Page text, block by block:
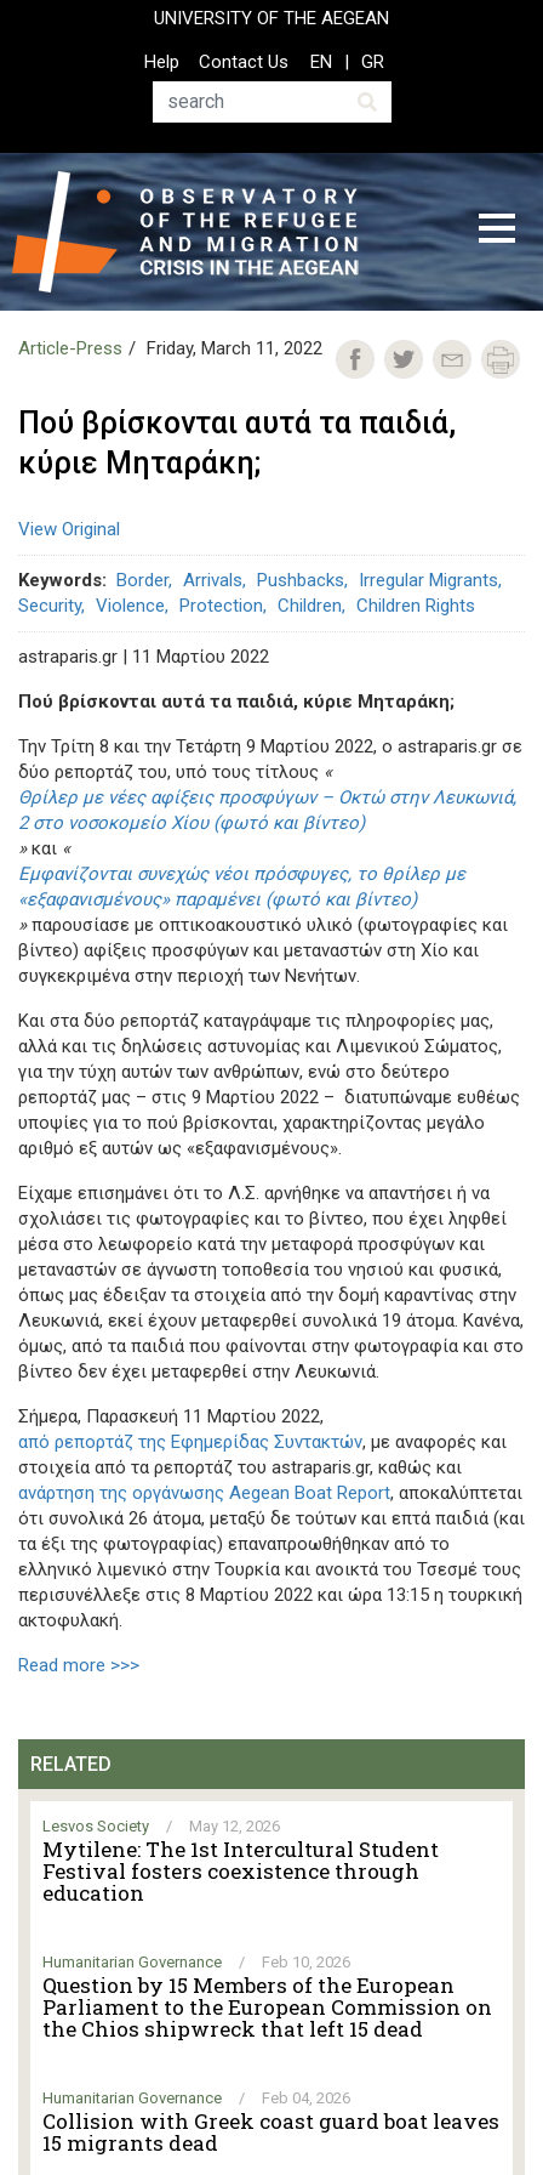
UNIVERSITY OF THE AEGEAN
Top
Header
Help
Contact Us
Search
EN GR
Article-Press Friday, March 11, 2022
Πού βρίσκονται αυτά τα παιδιά,
κύριε Μηταράκη;
View Original
Keywords Border Arrivals Pushbacks
Irregular Migrants
Security
Violence Protection Children Children Rights
astraparis.gr | 11 Μαρτίου 2022
Πού βρίσκονται αυτά τα παιδιά, κύριε Μηταράκη;
Την Τρίτη 8 και την Τετάρτη 9 Μαρτίου 2022, ο astraparis.gr σε
δύο ρεπορτάζ του, υπό τους τίτλους «
Θρίλερ με νέες αφίξεις προσφύγων – Οκτώ στην Λευκωνιά,
2 στο νοσοκομείο Χίου (φωτό και βίντεο)
»και «
Εμφανίζονται συνεχώς νέοι πρόσφυγες, το θρίλερ με
«εξαφανισμένους» παραμένει (φωτό και βίντεο)
»παρουσίασε με οπτικοακουστικό υλικό (φωτογραφίες και
βίντεο) αφίξεις προσφύγων και μεταναστών στη Χίο και
συγκεκριμένα στην περιοχή των Νενήτων.
Και στα δύο ρεπορτάζ καταγράψαμε τις πληροφορίες μας,
αλλά και τις δηλώσεις αστυνομίας και Λιμενικού Σώματος,
για την τύχη αυτών των ανθρώπων, ενώ στο δεύτερο
ρεπορτάζ μας – στις 9 Μαρτίου 2022 – διατυπώναμε ευθέως
υποψίες για το πού βρίσκονται, χαρακτηρίζοντας μεγάλο
αριθμό εξ αυτών ως «εξαφανισμένους».
Είχαμε επισημάνει ότι το Λ.Σ. αρνήθηκε να απαντήσει ή να
σχολιάσει τις φωτογραφίες και το βίντεο, που έχει ληφθεί
μέσα στο λεωφορείο κατά την μεταφορά προσφύγων και
μεταναστών σε άγνωστη τοποθεσία του νησιού και φυσικά,
όπως μας έδειξαν τα στοιχεία από την δομή καραντίνας στην
Λευκωνιά, εκεί έχουν μεταφερθεί συνολικά 19 άτομα. Κανένα,
όμως, από τα παιδιά που φαίνονται στην φωτογραφία και στο
βίντεο δεν έχει μεταφερθεί στην Λευκωνιά.
Σήμερα, Παρασκευή 11 Μαρτίου 2022,
από ρεπορτάζ της Εφημερίδας Συντακτών, με αναφορές και
στοιχεία από τα ρεπορτάζ του astraparis.gr, καθώς και
ανάρτηση της οργάνωσης Aegean Boat Report, αποκαλύπτεται
ότι συνολικά 26 άτομα, μεταξύ δε τούτων και επτά παιδιά (και
τα έξι της φωτογραφίας) επαναπροωθήθηκαν από το
ελληνικό λιμενικό στην Τουρκία και ανοικτά του Τσεσμέ τους
περισυνέλλεξε στις 8 Μαρτίου 2022 και ώρα 13:15 η τουρκική
ακτοφυλακή.
Read more >>>
RELATED
Lesvos Society / May 12, 2026
Mytilene: The 1st Intercultural Student
Festival fosters coexistence through
education
Humanitarian Governance / Feb 10, 2026
Question by 15 Members of the European
Parliament to the European Commission on
the Chios shipwreck that left 15 dead
Humanitarian Governance / Feb 04, 2026
Collision with Greek coast guard boat leaves
15 migrants dead